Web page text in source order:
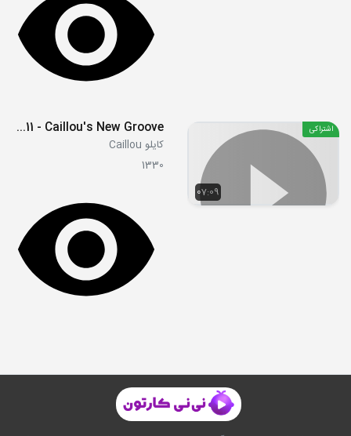
07:09
اشتراکی S05E11 - Caillou's New Groove
کایلو Caillou
1330